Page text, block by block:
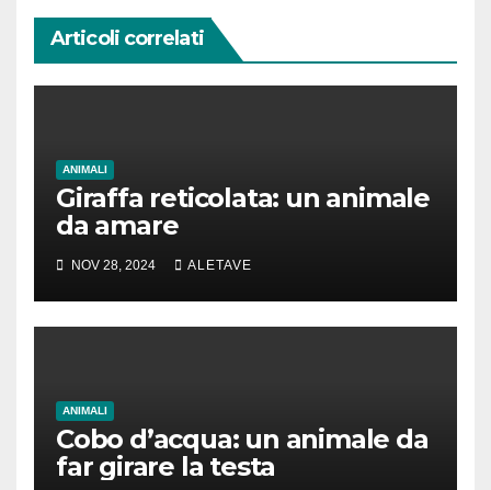
Articoli correlati
ANIMALI
Giraffa reticolata: un animale
da amare
NOV 28, 2024 ALETAVE
ANIMALI
Cobo d’acqua: un animale da
far girare la testa